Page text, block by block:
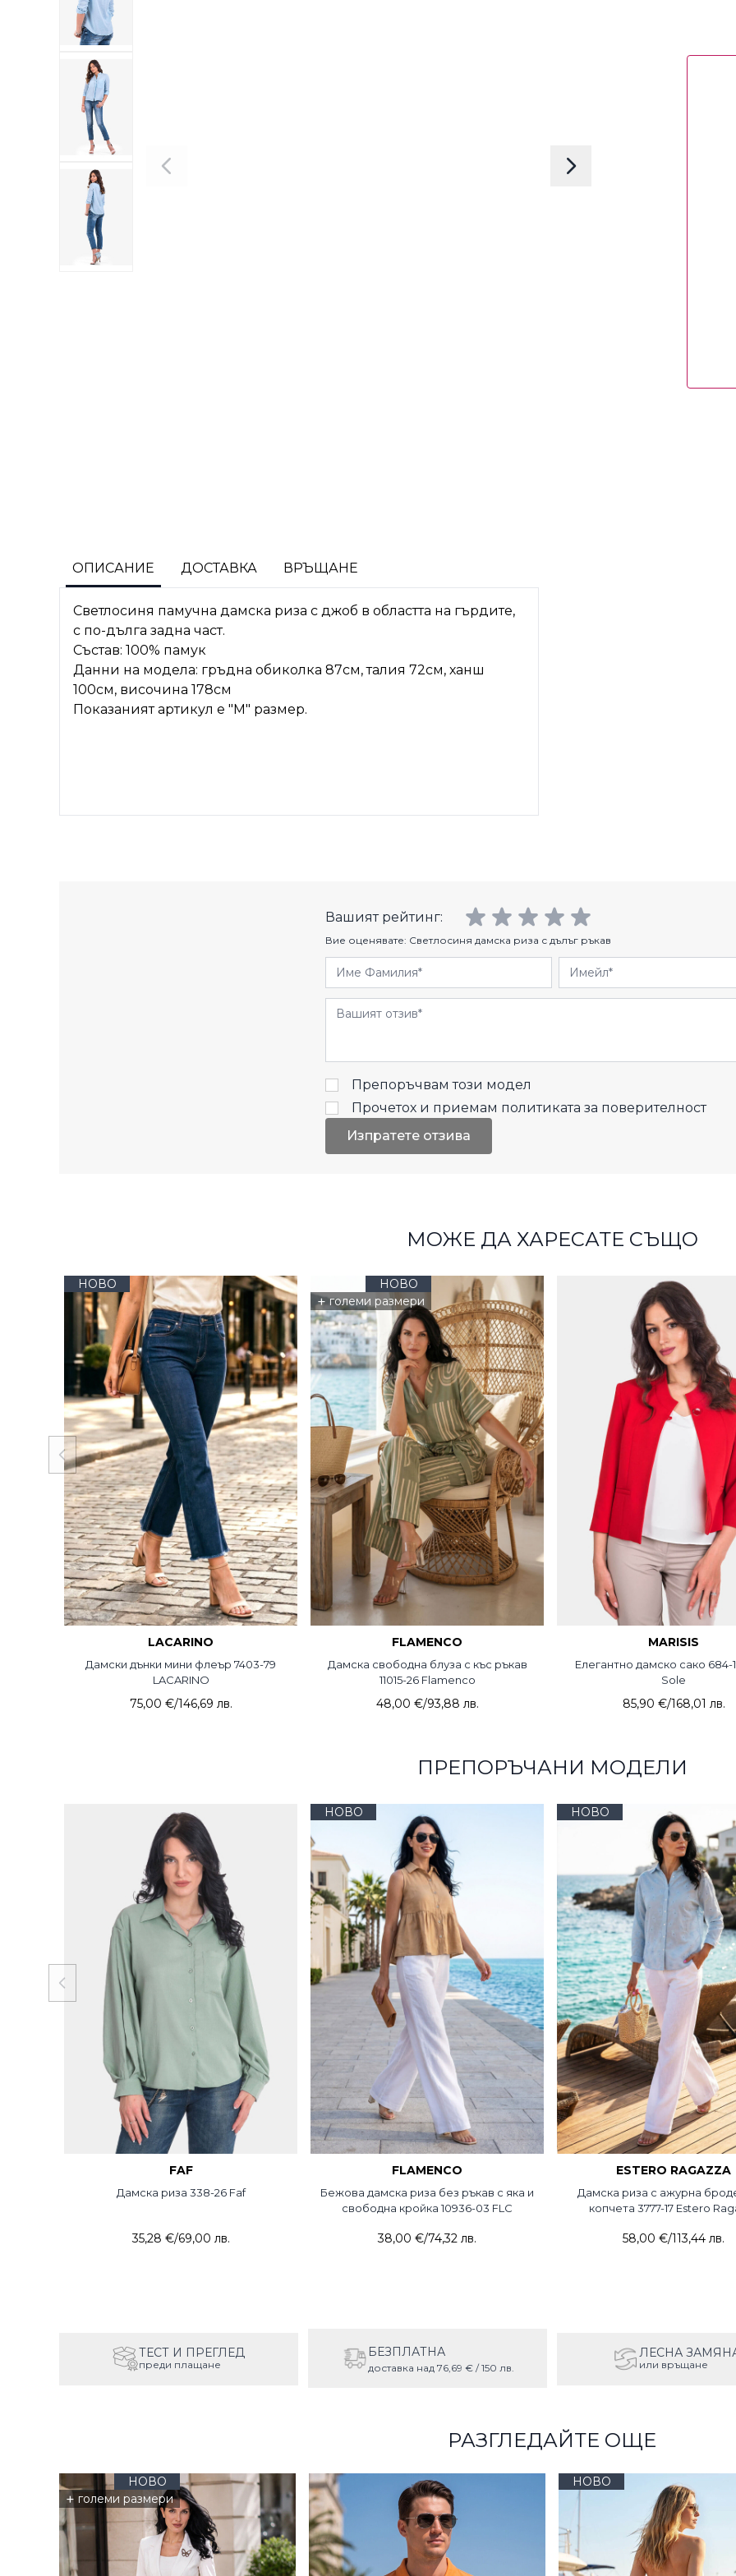
ОПИСАНИЕ
Светлосиня памучна дамска риза с джоб в областта на гърдите,
с по-дълга задна част.
Състав: 100% памук
Данни на модела: гръдна обиколка 87см, талия 72см, ханш
100см, височина 178см
Показаният артикул е "M" размер.
ДОСТАВКА ВРЪЩАНЕ
Вашият рейтинг:
Вие оценявате: Светлосиня дамска риза с дълъг ръкав
Име Фамилия Имейл
Отзиви
Препоръчвам този модел
Прочетох и приемам политиката за поверителност
Изпратете отзива
МОЖЕ ДА ХАРЕСАТЕ СЪЩО
НОВО
LACARINO
Дамски дънки мини флеър 7403-79
LACARINO
75,00 €/146,69 лв.
НОВО
+ големи размери
FLAMENCO
Дамска свободна блуза с къс ръкав
11015-26 Flamenco
48,00 €/93,88 лв.
MARISIS
Елегантно дамско сако 684-
Sole
85,90 €/168,01 лв.
ПРЕПОРЪЧАНИ МОДЕЛИ
FAF
Дамска риза 338-26 Faf
35,28 €/69,00 лв.
НОВО
FLAMENCO
Бежова дамска риза без ръкав с яка и
свободна кройка 10936-03 FLC
38,00 €/74,32 лв.
НОВО
ESTERO RAGAZZA
Дамска риза с ажурна
копчета 3777-17 Estero
58,00 €/113,44 лв.
ТЕСТ И ПРЕГЛЕД
преди плащане
БЕЗПЛАТНА
доставка над 76,69 € / 150 лв.
ЛЕСНА
или връщане
РАЗГЛЕДАЙТЕ ОЩЕ
НОВО
+ големи размери
НОВО